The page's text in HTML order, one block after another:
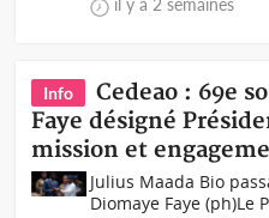
il y a 2 semaines
Info
Cedeao : 69e
Faye désigné
mission et
Julius Maada Bio
Diomaye Faye (ph)Le